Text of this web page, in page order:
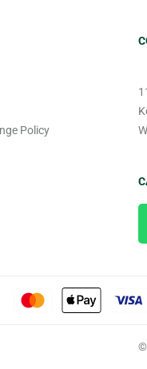
Policy